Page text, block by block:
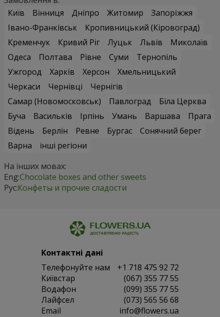
Київ
Вінниця Дніпро Житомир
Запоріжжя
Івано-Франківськ
Кропивницький (Кіровоград)
Кременчук
Кривий Ріг Луцьк Львів
Миколаїв
Одеса
Полтава Рівне Суми
Тернопіль
Ужгород
Харків Херсон
Хмельницький
Черкаси
Чернівці
Чернігів
Самар (Новомосковськ)
Павлоград
Біла Церква
Буча
Васильків Ірпінь Умань Варшава
Прага
Відень
Берлін Ревне Бургас
Сонячний берег
Варна
інші регіони
На інших мовах:
Eng:Chocolate boxes and other sweets
Рус:Конфеты и прочие сладости
Контактні дані
Телефонуйте нам
+1 718 475 92 72
Київстар
(067) 355 77 55
Водафон
(099) 355 77 55
Лайфсел
(073) 565 56 68
Email
info@flowers.ua